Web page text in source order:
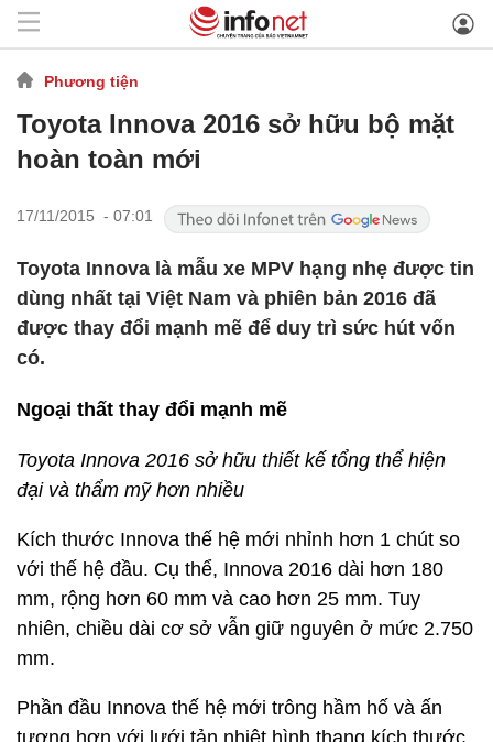
Phương tiện
Toyota Innova 2016 sở hữu bộ mặt
hoàn toàn mới
17/11/2015 - 07:01
Toyota Innova là mẫu xe MPV hạng nhẹ được tin
dùng nhất tại Việt Nam và phiên bản 2016 đã
được thay đổi mạnh mẽ để duy trì sức hút vốn
có.
Ngoại thất thay đổi mạnh mẽ
Toyota Innova 2016 sở hữu thiết kế tổng thể hiện
đại và thẩm mỹ hơn nhiều
Kích thước Innova thế hệ mới nhỉnh hơn 1 chút so
với thế hệ đầu. Cụ thể, Innova 2016 dài hơn 180
mm, rộng hơn 60 mm và cao hơn 25 mm. Tuy
nhiên, chiều dài cơ sở vẫn giữ nguyên ở mức 2.750
mm.
Phần đầu Innova thế hệ mới trông hầm hố và ấn
tượng hơn với lưới tản nhiệt hình thang kích thước